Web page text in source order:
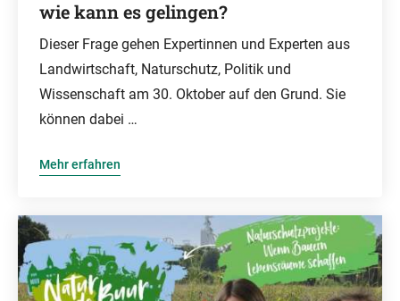
wie kann es gelingen?
Dieser Frage gehen Expertinnen und Experten aus
Landwirtschaft, Naturschutz, Politik und
Wissenschaft am 30. Oktober auf den Grund. Sie
können dabei …
Mehr erfahren